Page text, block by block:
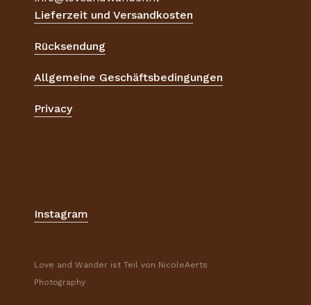
Lieferzeit und Versandkosten
Rücksendung
Allgemeine Geschäftsbedingungen
Privacy
Instagram
Love and Wander ist Teil von NicoleAerts
Photography